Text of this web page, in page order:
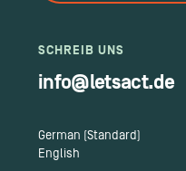
SCHREIB UNS
info@letsact.de
German (Standard)
English